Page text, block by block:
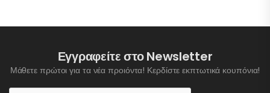
Εγγραφείτε στο Newsletter
Μάθετε πρώτοι για τα νέα προιόντα! Κερδίστε εκπτωτικά κουπόνια!